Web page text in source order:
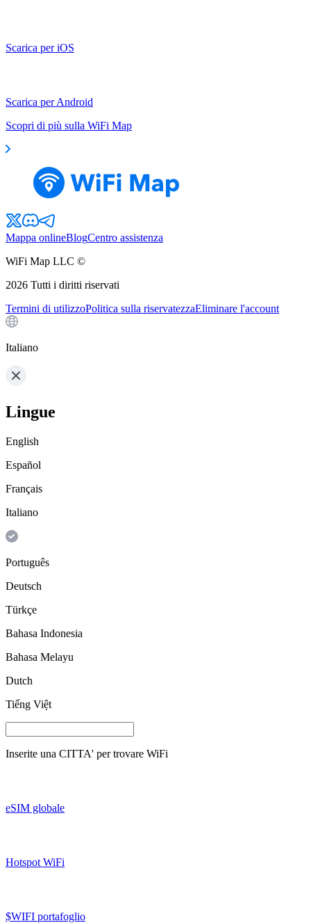
Scarica per iOS
Scarica per Android
Scopri di più sulla WiFi Map
Mappa onlineBlogCentro assistenza
WiFi Map LLC ©
2026 Tutti i diritti riservati
Termini di utilizzoPolitica sulla riservatezzaEliminare l'account
Italiano
Lingue
English
Español
Français
Italiano
Português
Deutsch
Türkçe
Bahasa Indonesia
Bahasa Melayu
Dutch
Tiếng Việt
Inserite una CITTA' per trovare WiFi
eSIM globale
Hotspot WiFi
$WIFI portafoglio